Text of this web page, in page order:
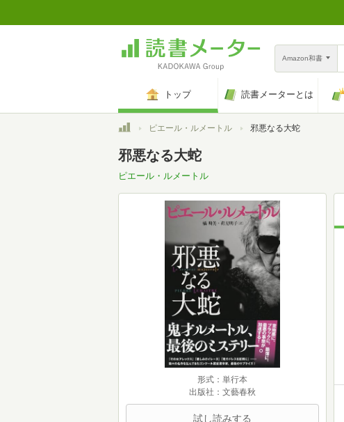
Amazon和書
トップ 読書メーターとは
トップピエール・ルメートル 邪悪なる大蛇
邪悪なる大蛇
ピエール・ルメートル
形式：単行本
出版社：文藝春秋
試し読みする